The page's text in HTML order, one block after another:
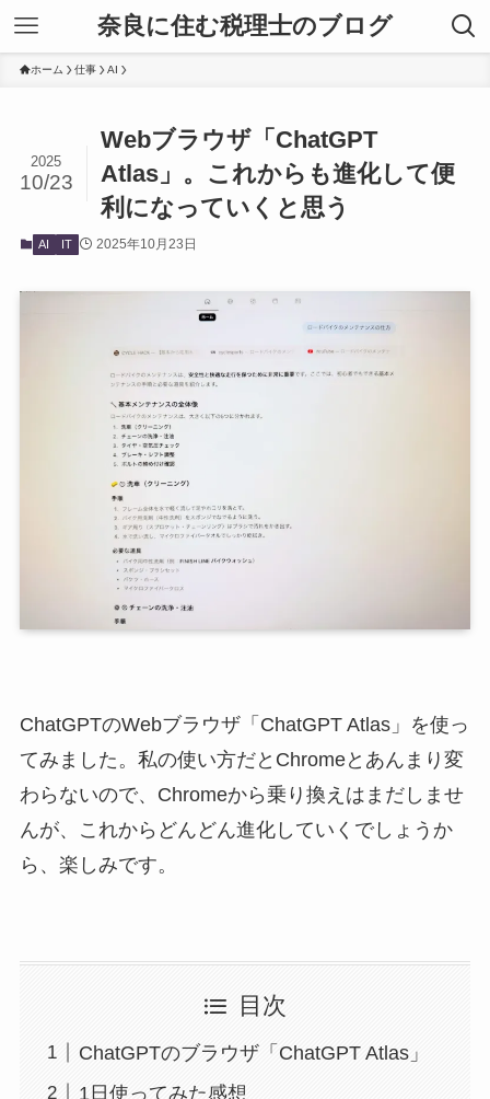
奈良に住む税理士のブログ
ホーム 仕事 AI
Webブラウザ「ChatGPT
Atlas」。これからも進化して便
利になっていくと思う
2025
10/23
AI IT 2025年10月23日
ChatGPTのWebブラウザ「ChatGPT Atlas」を使っ
てみました。私の使い方だとChromeとあんまり変
わらないので、Chromeから乗り換えはまだしませ
んが、これからどんどん進化していくでしょうか
ら、楽しみです。
目次
ChatGPTのブラウザ「ChatGPT Atlas」
1日使ってみた感想